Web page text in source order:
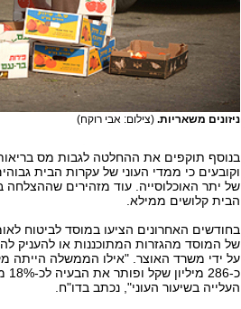
ניזונים משאריות. (צילום: אבי רוקח)
בנוסף תוקפים את ההחלטה לגבות מס
של יתר האוכלוסייה. עוד מזהירים שההצלחה
הבית קלושים ממילא.
בחודשים האחרונים הציעו במוסד לביטוח
של המוסד מהגזרות המתוכננות או להעניק
על ידי משרד האוצר. "אילו הממשלה הייתה
העלייה בשיעור העוני", נכתב בדו"ח.